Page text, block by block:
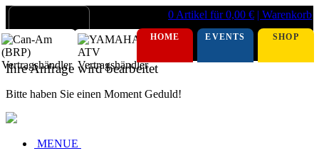
0 Artikel für 0,00 € | Warenkorb
HOME EVENTS SHOP
Ihre Anfrage wird bearbeitet
Bitte haben Sie einen Moment Geduld!
MENUE